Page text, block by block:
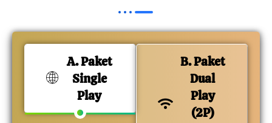
A. Paket
Single
Play
B. Paket
Dual
Play
(2P)